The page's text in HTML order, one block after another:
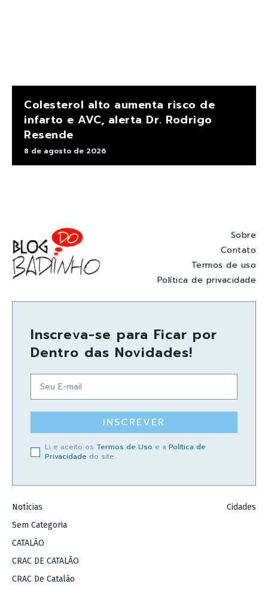
Colesterol alto aumenta risco de
infarto e AVC, alerta Dr. Rodrigo
Resende
8 de agosto de 2026
Sobre
Contato
Termos de uso
Política de privacidade
Inscreva-se para Ficar por
Dentro das Novidades!
INSCREVER
Li e aceito os Termos de Uso e a Política de
Privacidade do site.
Notícias
Sem Categoria
CATALÃO
CRAC DE CATALÃO
CRAC De Catalão
Cidades